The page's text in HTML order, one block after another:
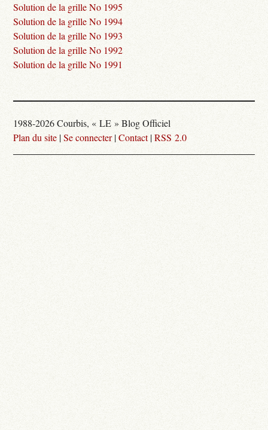
Solution de la grille No 1995
Solution de la grille No 1994
Solution de la grille No 1993
Solution de la grille No 1992
Solution de la grille No 1991
1988-2026 Courbis, « LE » Blog Officiel
Plan du site |Se connecter|Contact|RSS 2.0